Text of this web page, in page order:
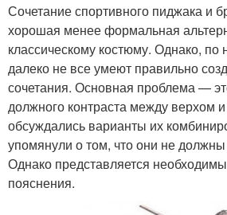
Сочетание спортивного пиджака и
хорошая менее формальная
классическому костюму. Однако,
далеко не все умеют правильно
сочетания. Основная проблема —
должного контраста между верхом
обсуждались варианты их
упомянули о том, что они не должны
Однако представляется
пояснения.